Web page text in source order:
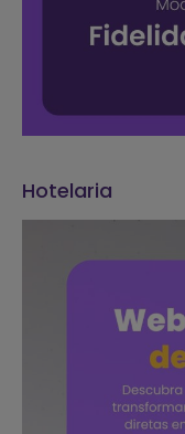
Hotelaria